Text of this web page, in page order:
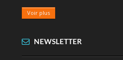
Voir plus
NEWSLETTER